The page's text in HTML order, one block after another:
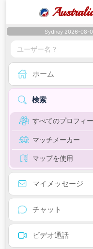
Sydney 2026-08-
ホーム
検索
すべてのプロフィ
マッチメーカー
マップを使用
マイメッセージ
チャット
ビデオ通話